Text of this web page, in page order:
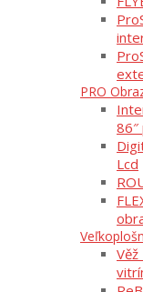
PRO
Lcd
Věž